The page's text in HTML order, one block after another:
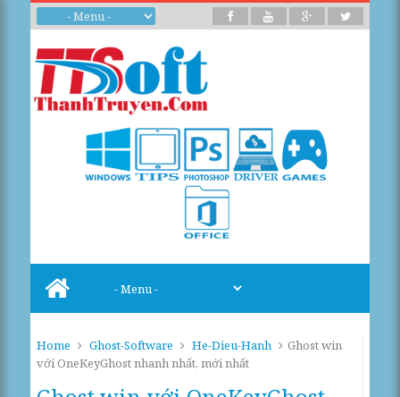
Home Ghost-Software He-Dieu-Hanh
Ghost win
với OneKeyGhost nhanh nhất, mới nhất